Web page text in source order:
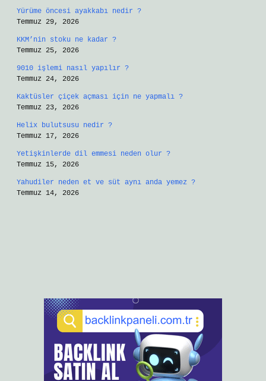
Yürüme öncesi ayakkabı nedir ?
Temmuz 29, 2026
KKM’nin stoku ne kadar ?
Temmuz 25, 2026
9010 işlemi nasıl yapılır ?
Temmuz 24, 2026
Kaktüsler çiçek açması için ne yapmalı ?
Temmuz 23, 2026
Helix bulutsusu nedir ?
Temmuz 17, 2026
Yetişkinlerde dil emmesi neden olur ?
Temmuz 15, 2026
Yahudiler neden et ve süt aynı anda yemez ?
Temmuz 14, 2026